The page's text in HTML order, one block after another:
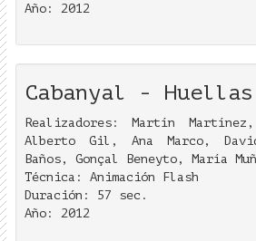
Año: 2012
Cabanyal - Huellas
Realizadores: Martín
Alberto Gil, Ana Marco,
Baños, Gonçal Beneyto, María
Técnica: Animación Flash
Duración: 57 sec.
Año: 2012